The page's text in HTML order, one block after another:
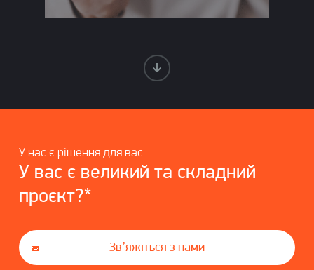
У нас є рішення для вас.
У вас є великий та складний
проєкт?*
Зв’яжіться з нами